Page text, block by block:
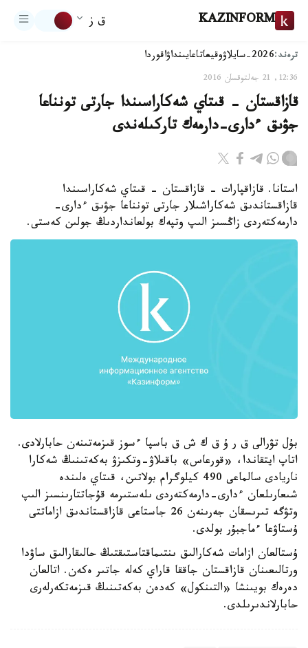
KAZINFORM ق ز
ترەند:2026-سايلاۋ وقيعاتاعايىنداۋاقوردا
12:36, 21 جەلتوقسان 2016
قازاقستان - قىتاي شەكاراسىندا جارتى تونناعا
جۋىق ءدارى-دارمەك تاركىلەندى
استانا. قازاقپارات - قازاقستان - قىتاي شەكاراسىندا
قازاقستاندىق شەكاراشىلار جارتى تونناعا جۋىق ءدارى-
دارمەكتەردى زاڭسىز الىپ وتپەك بولعانداردىڭ جولىن كەستى.
بۇل تۋرالى ق ر ۇ ق ك ش ق باسپا ءسوز قىزمەتىنەن حابارلادى.
اتاپ ايتقاندا، «قورعاس» باقىلاۋ-وتكىزۋ بەكەتىنىڭ شەكارا
ناريادى سالماعى 490 كيلوگرام بولاتىن، قىتاي ەلىندە
شىعارىلعان ءدارى-دارمەكتەردى ىلەستىرمە قۇجاتتارىنسىز الىپ
وتۋگە تىرىسقان جەرىنەن 26 جاستاعى قازاقستاندىق ازاماتتى
ۇستاۋعا ءماجبۇر بولدى.
ۇستالعان ازامات شەكارالىق ىنتىماقتاستىقتىڭ حالىقارالىق ساۋدا
ورتالىعىنان قازاقستان جاققا قاراي كەلە جاتىر ەكەن. اتالعان
دەرەك بويىنشا «التىنكول» كەدەن بەكەتىنىڭ قىزمەتكەرلەرى
حابارلاندىرىلدى.